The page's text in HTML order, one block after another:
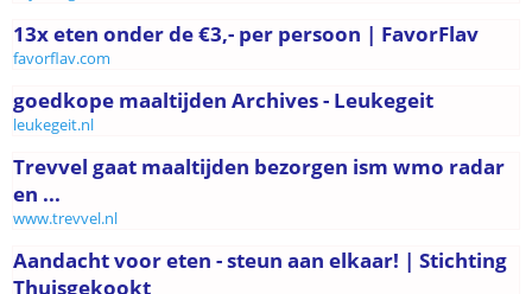
13x eten onder de €3,- per persoon | FavorFlav
favorflav.com
goedkope maaltijden Archives - Leukegeit
leukegeit.nl
Trevvel gaat maaltijden bezorgen ism wmo radar
en ...
www.trevvel.nl
Aandacht voor eten - steun aan elkaar! | Stichting
Thuisgekookt